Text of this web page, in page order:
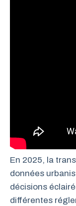
En 2025, la
données
décisions
différentes